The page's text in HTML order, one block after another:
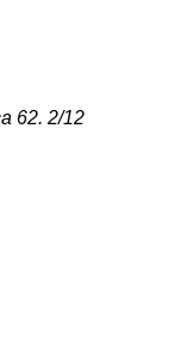
62. 2/12